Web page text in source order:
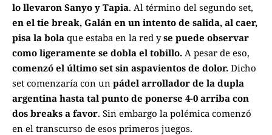
lo llevaron Sanyo y Tapia. Al término del segundo set,
en el tie break, Galán en un intento de salida, al caer,
pisa la bola que estaba en la red yse puede observar
como ligeramente se dobla el tobillo. A pesar de eso,
comenzó el último set sin aspavientos de dolor. Dicho
set comenzaría con un pádel arrollador de la dupla
argentina hasta tal punto de ponerse 4-0 arriba con
dos breaks a favor. Sin embargo la polémica comenzó
en el transcurso de esos primeros juegos.